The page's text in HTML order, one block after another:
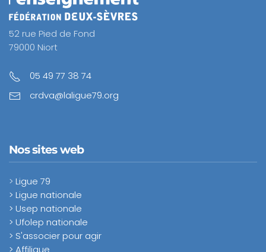
52 rue Pied de Fond
79000 Niort
05 49 77 38 74
crdva@laligue79.org
Nos sites web
> Ligue 79
> Ligue nationale
> Usep nationale
> Ufolep nationale
> S'associer pour agir
> Affiligue